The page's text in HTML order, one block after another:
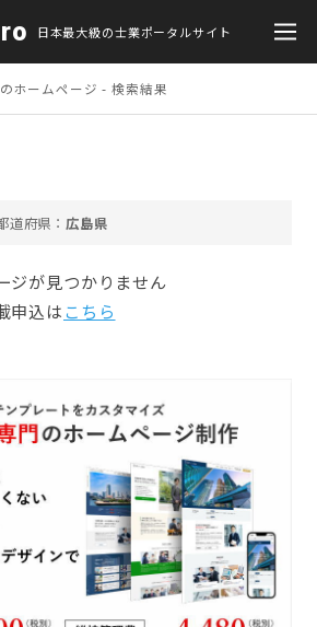
日本最大級の士業ポータルサイト
ホームページ - 検索結果
広島県
ジが見つかりません
申込はこちら